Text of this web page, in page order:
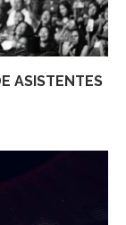
ASISTENTES